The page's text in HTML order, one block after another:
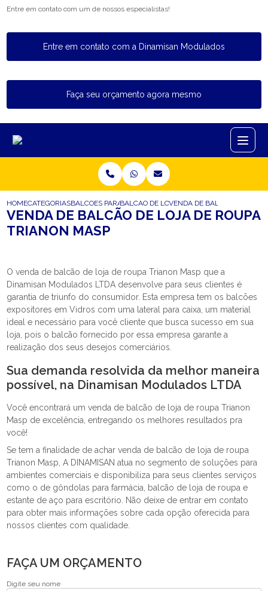
Entre em contato com um de nossos especialistas!
Entre em contato com a Dinamisan Modulados
Faça seu orçamento agora mesmo
HOMECATEGORIASBALCOES PARA LOJABALCAO DE LOJA COM EXPOSITOR
VENDA DE BALCAO DE LOJA
VENDA DE BALCÃO DE LOJA DE ROUPA
TRIANON MASP
O venda de balcão de loja de roupa Trianon Masp que a
Dinamisan Modulados LTDA desenvolve para seus clientes é
garantia de triunfo do consumidor. Esta empresa tem os balcões
expositores em Vidros com uma lateral para caixa, um material
ideal e necessário para você cliente que busca sucesso em sua
loja, pois o balcão fornecido por essa empresa garante a
realização dos seus desejos comerciários.
Sua demanda resolvida da melhor maneira
possível, na Dinamisan Modulados LTDA
Você encontrará um venda de balcão de loja de roupa Trianon
Masp de excelência, entregando os melhores resultados pra
você!
Se tem a finalidade de achar venda de balcão de loja de roupa
Trianon Masp, A DINAMISAN atua no segmento de soluções para
ambientes comerciais e disponibiliza para seus clientes serviços
como o de gôndolas para farmácia, balcão de loja de roupa e
estante de aço para escritório. Não deixe de entrar em contato
para obter mais informações sobre cada opção oferecida para
nossos clientes com qualidade.
FAÇA UM ORÇAMENTO
Digite seu nome